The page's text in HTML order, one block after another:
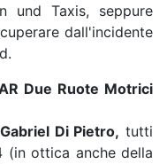
und Taxis, seppure
dall'incidente
Due Ruote Motrici
Gabriel Di Pietro, tutti
(in ottica anche della